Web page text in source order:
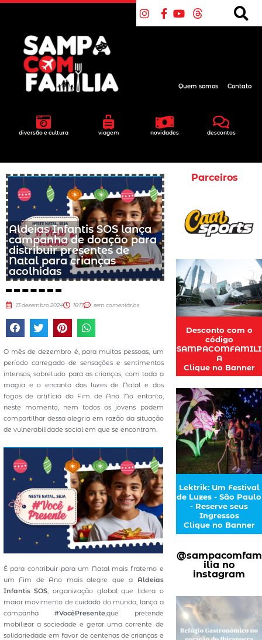
diversão e cultura viagem novidades descontos
Quem somos Contato
Aldeias Infantis SOS lança
campanha de doação para
distribuir presentes de
Natal para crianças
acolhidas
13 dezembro 2024 16:17 sem comentários
O mês de dezembro é, para muitas pessoas, um
período carregado de sensações e sentimentos
intensos, sobretudo para as crianças, com toda a
magia e o encanto das luzes de Natal e dos
fogos de artifício do Fim de Ano. No entanto,
neste momento, nem todos os jovens podem
compartilhar dessa alegria em razão da situação
de vulnerabilidade social em que se encontram.
É para contribuir para um Natal mais fraterno e
um Fim de Ano mais alegre que a
Aldeias
Infantis SOS , organização global que lidera o
maior movimento de cuidado do mundo, lança a
campanha#VocêPresente,que pretende
mobilizar a sociedade e gerar uma corrente de
solidariedade em favor de centenas de crianças e
Parceiros
Desconto com o
código
SAMPACOMFAMILI
A
Clique no Banner
Lektrik: Um Festival
de Luzes - São Paulo
- Reserve seus
Ingressos
Clique no Banner
@sampacomfam
ilia no
instagram